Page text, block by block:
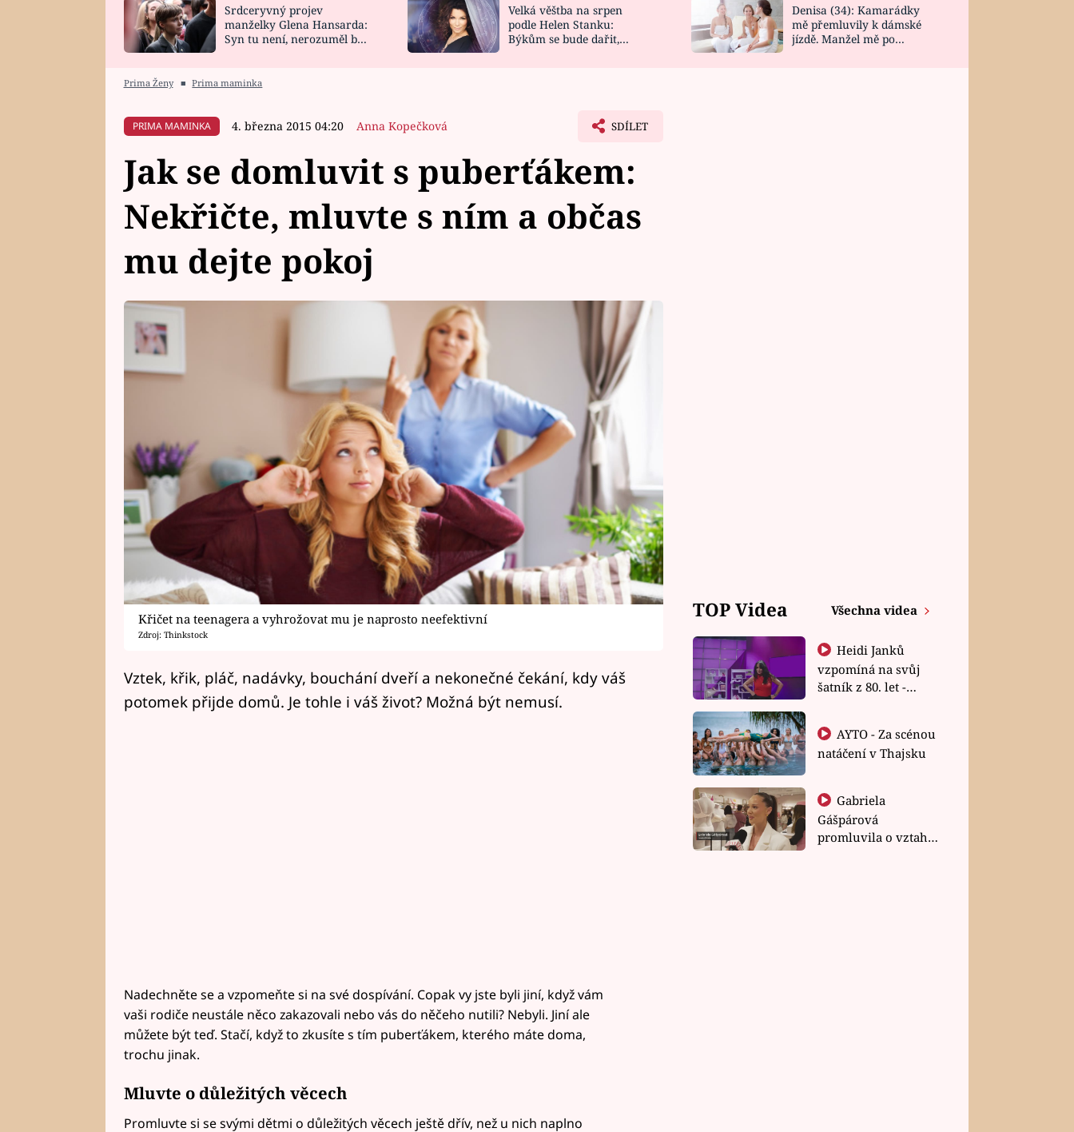
HOROSKOP NA
CELEBRITY
VAŘENÍ
NOVINKY
VIDEORECEPTY
DESIGN
Srdceryvný projev
manželky Glena Hansarda:
Syn tu není, nerozuměl by
Velká věštba na srpen
podle Helen Stanku:
Býkům se bude dařit,
Denisa (34): Kamarádky
mě přemluvily k dámské
jízdě. Manžel mě po
Prima Ženy ■ Prima maminka
PRIMA MAMINKA 4. března 2015 04:20 Anna Kopečková SDÍLET
Jak se domluvit s puberťákem:
Nekřičte, mluvte s ním a občas
mu dejte pokoj
Křičet na teenagera a vyhrožovat mu je naprosto neefektivní
Zdroj: Thinkstock
Vztek, křik, pláč, nadávky, bouchání dveří a nekonečné čekání, kdy váš
potomek přijde domů. Je tohle i váš život? Možná být nemusí.
Nadechněte se a vzpomeňte si na své dospívání. Copak vy jste byli jiní, když vám
vaši rodiče neustále něco zakazovali nebo vás do něčeho nutili? Nebyli. Jiní ale
můžete být teď. Stačí, když to zkusíte s tím puberťákem, kterého máte doma,
trochu jinak.
Mluvte o důležitých věcech
Promluvte si se svými dětmi o důležitých věcech ještě dřív, než u nich naplno
TOP Videa Všechna videa
Heidi Janků
vzpomíná na svůj
šatník z 80. let -
natáčení v Thajsku
Gabriela
Gášpárová
promluvila o vztahu